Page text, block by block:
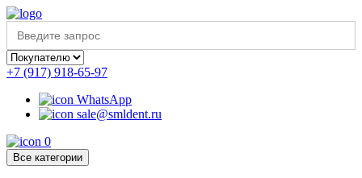
Search
for:
+7 (917) 918-65-97
WhatsApp
sale@smldent.ru
0
Все категории